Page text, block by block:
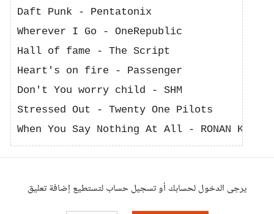
Daft Punk - Pentatonix
Wherever I Go - OneRepublic
Hall of fame - The Script
Heart's on fire - Passenger
Don't You worry child - SHM
Stressed Out - Twenty One Pilots
يرجى الدخول لحسابك أو تسجيل حساب لتستطيع إضافة تعليق